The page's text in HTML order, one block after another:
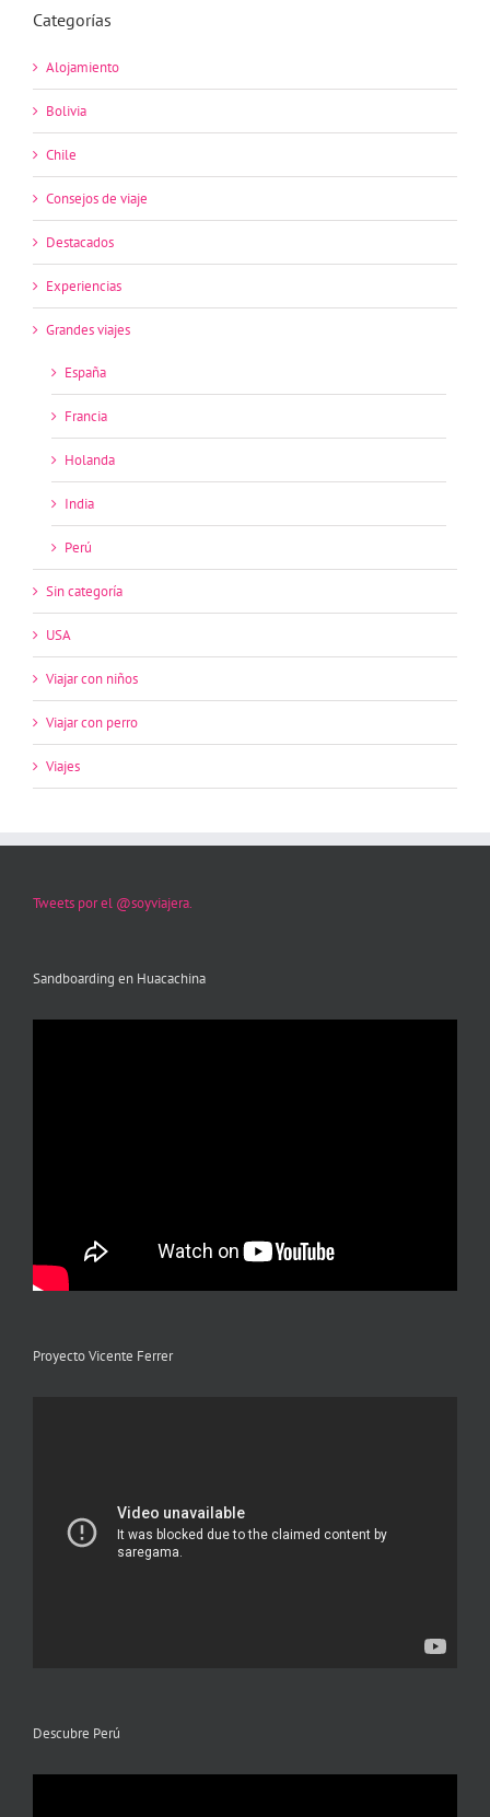
Categorías
Alojamiento
Bolivia
Chile
Consejos de viaje
Destacados
Experiencias
Grandes viajes
España
Francia
Holanda
India
Perú
Sin categoría
USA
Viajar con niños
Viajar con perro
Viajes
Tweets por el @soyviajera.
Sandboarding en Huacachina
Proyecto Vicente Ferrer
Descubre Perú